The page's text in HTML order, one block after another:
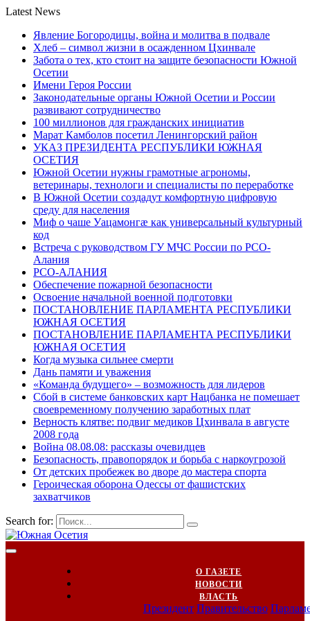
Latest News
Явление Богородицы, война и молитва в подвале
Хлеб – символ жизни в осажденном Цхинвале
Забота о тех, кто стоит на защите безопасности Южной
Осетии
Имени Героя России
Законодательные органы Южной Осетии и России
развивают сотрудничество
100 миллионов для гражданских инициатив
Марат Камболов посетил Ленингорский район
УКАЗ ПРЕЗИДЕНТА РЕСПУБЛИКИ ЮЖНАЯ
ОСЕТИЯ
Южной Осетии нужны грамотные агрономы,
ветеринары, технологи и специалисты по переработке
В Южной Осетии создадут комфортную цифровую
среду для населения
Миф о чаше Уацамонгæ как универсальный культурный
код
Встреча с руководством ГУ МЧС России по РСО-
Алания
РСО-АЛАНИЯ
Обеспечение пожарной безопасности
Освоение начальной военной подготовки
ПОСТАНОВЛЕНИЕ ПАРЛАМЕНТА РЕСПУБЛИКИ
ЮЖНАЯ ОСЕТИЯ
ПОСТАНОВЛЕНИЕ ПАРЛАМЕНТА РЕСПУБЛИКИ
ЮЖНАЯ ОСЕТИЯ
Когда музыка сильнее смерти
Дань памяти и уважения
«Команда будущего» – возможность для лидеров
Сбой в системе банковских карт Нацбанка не помешает
своевременному получению заработных плат
Верность клятве: подвиг медиков Цхинвала в августе
2008 года
Война 08.08.08: рассказы очевидцев
Безопасность, правопорядок и борьба с наркоугрозой
От детских пробежек во дворе до мастера спорта
Героическая оборона Одессы от фашистских
захватчиков
Search for:
О ГАЗЕТЕ
НОВОСТИ
ВЛАСТЬ
Президент Правительство